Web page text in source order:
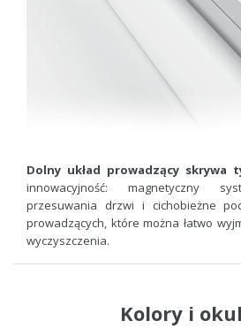
Dolny układ prowadzący skrywa
innowacyjność: magnetyczny
przesuwania drzwi i cichobieżne
prowadzących, które można łatwo
wyczyszczenia.
Kolory i